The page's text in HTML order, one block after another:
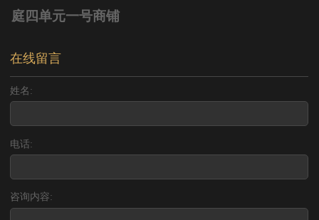
庭四单元一号商铺
在线留言
姓名:
电话:
咨询内容: